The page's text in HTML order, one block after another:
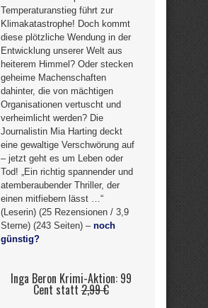
Temperaturanstieg führt zur
Klimakatastrophe! Doch kommt
diese plötzliche Wendung in der
Entwicklung unserer Welt aus
heiterem Himmel? Oder stecken
geheime Machenschaften
dahinter, die von mächtigen
Organisationen vertuscht und
verheimlicht werden? Die
Journalistin Mia Harting deckt
eine gewaltige Verschwörung auf
– jetzt geht es um Leben oder
Tod! „Ein richtig spannender und
atemberaubender Thriller, der
einen mitfiebern lässt …“
(Leserin) (25 Rezensionen / 3,9
Sterne) (243 Seiten) – noch
günstig?
Inga Beron Krimi-Aktion: 99
Cent statt2,99 €